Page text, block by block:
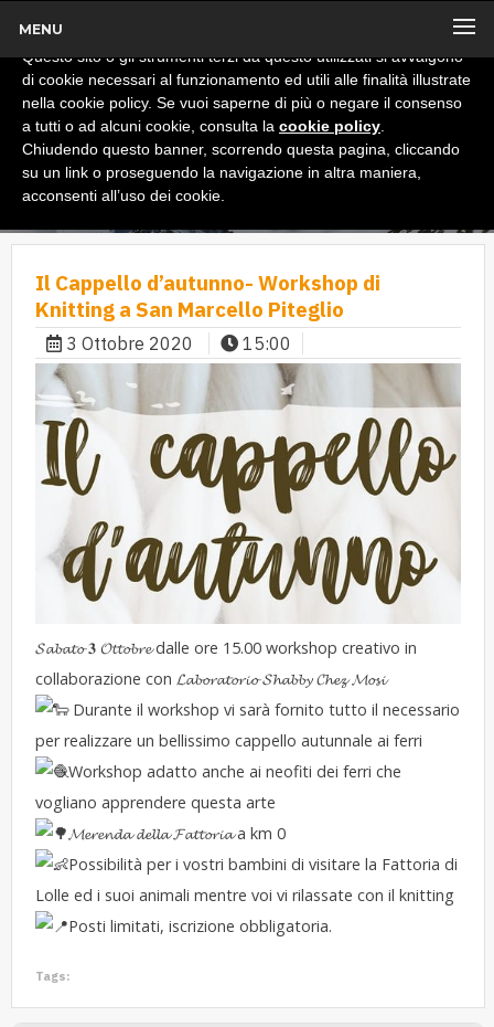
MENU
Il Cappello d’autunno- Workshop di
Knitting a San Marcello Piteglio
3 Ottobre 2020 15:00
𝓢𝓪𝓫𝓪𝓽𝓸 𝟑 𝓞𝓽𝓽𝓸𝓫𝓻𝓮 dalle ore 15.00 workshop creativo in
collaborazione con 𝓛𝓪𝓫𝓸𝓻𝓪𝓽𝓸𝓻𝓲𝓸 𝓢𝓱𝓪𝓫𝓫𝔂 𝓒𝓱𝓮𝔃 𝓜𝓸𝓼𝓲
Durante il workshop vi sarà fornito tutto il necessario
per realizzare un bellissimo cappello autunnale ai ferri
Workshop adatto anche ai neofiti dei ferri che
vogliano apprendere questa arte
𝓜𝓮𝓻𝓮𝓷𝓭𝓪 𝓭𝓮𝓵𝓵𝓪 𝓕𝓪𝓽𝓽𝓸𝓻𝓲𝓪 a km 0
Possibilità per i vostri bambini di visitare la Fattoria di
Lolle ed i suoi animali mentre voi vi rilassate con il knitting
Posti limitati, iscrizione obbligatoria.
Tags:
x
Informativa
Questo sito o gli strumenti terzi da questo utilizzati si avvalgono
di cookie necessari al funzionamento ed utili alle finalità illustrate
nella cookie policy. Se vuoi saperne di più o negare il consenso
a tutti o ad alcuni cookie, consulta la cookie policy
Chiudendo questo banner, scorrendo questa pagina, cliccando
su un link o proseguendo la navigazione in altra maniera,
acconsenti all’uso dei cookie.